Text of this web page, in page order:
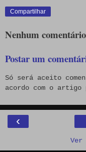
Compartilhar
Nenhum
Postar um
Só será aceito
acordo com o artigo
‹
Ver